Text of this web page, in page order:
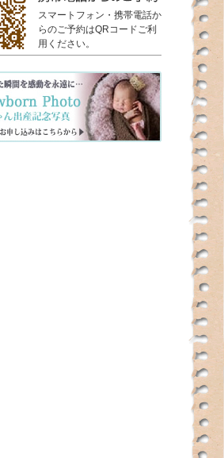
スマートフォン・携帯電話か
らのご予約はQRコードご利
用ください。